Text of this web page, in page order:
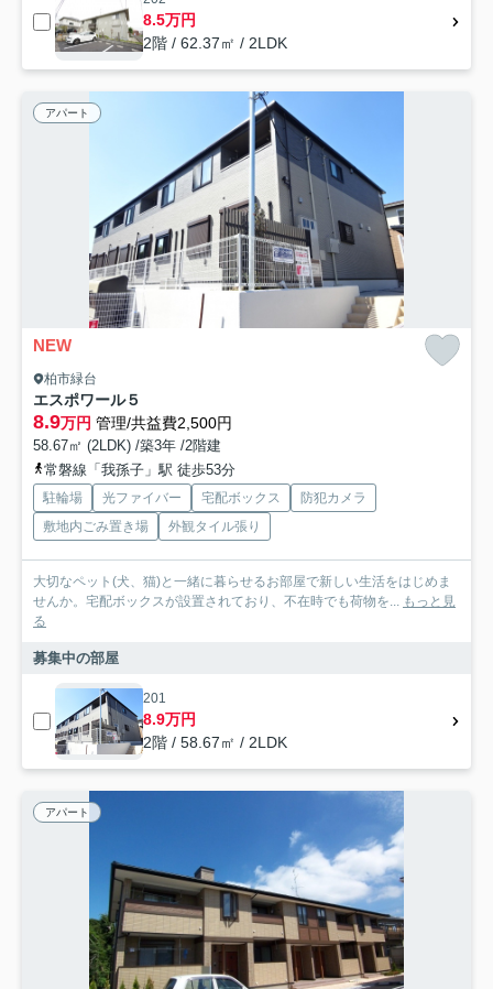
8.5万円
2階 / 62.37㎡ / 2LDK
アパート
NEW
柏市緑台
エスポワール５
8.9万円 管理/共益費2,500円
58.67㎡ (2LDK) /築3年 /2階建
常磐線「我孫子」駅 徒歩53分
駐輪場 光ファイバー 宅配ボックス
防犯カメラ
敷地内ごみ置き場
外観タイル張り
大切なペット(犬、猫)と一緒に暮らせるお部屋で新しい生活をはじめま
せんか。宅配ボックスが設置されており、不在時でも荷物を... もっと見
る
募集中の部屋
201
8.9万円
2階 / 58.67㎡ / 2LDK
アパート